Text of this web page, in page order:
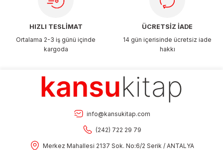
HIZLI TESLİMAT
Ortalama 2-3 iş günü içinde
kargoda
ÜCRETSİZ İADE
14 gün içerisinde ücretsiz iade
hakkı
info@kansukitap.com
(242) 722 29 79
Merkez Mahallesi 2137 Sok. No:6/2 Serik / ANTALYA